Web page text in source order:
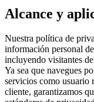
Alcance y
Nuestra política de
información personal
incluyendo visitantes
Ya sea que navegues
servicios como usuario
cliente, garantizamos